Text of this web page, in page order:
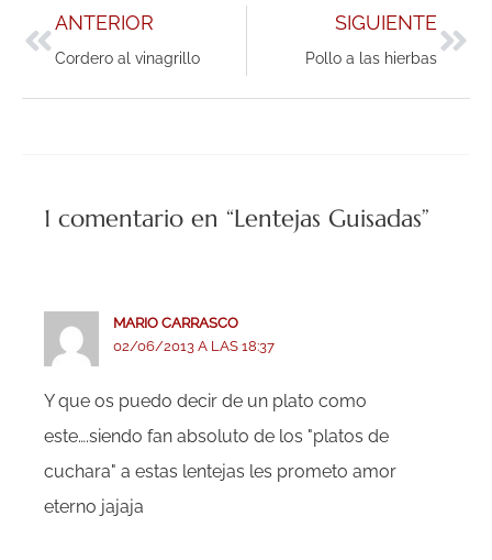
ANTERIOR
Cordero al vinagrillo
SIGUIENTE
Pollo a las hierbas
1 comentario en “Lentejas Guisadas”
MARIO CARRASCO
02/06/2013 A LAS 18:37
Y que os puedo decir de un plato como
este….siendo fan absoluto de los "platos de
cuchara" a estas lentejas les prometo amor
eterno jajaja